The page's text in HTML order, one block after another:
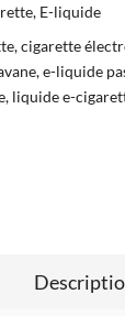
, E-liquide
,cigarette
,e-liquide
, liquide e-